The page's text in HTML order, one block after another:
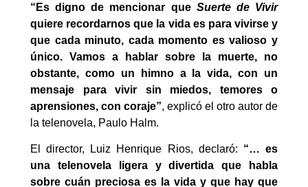
“Es digno de mencionar que Suerte de Vivir
quiere recordarnos que la vida es para vivirse y
que cada minuto, cada momento es valioso y
único. Vamos a hablar sobre la muerte, no
obstante, como un himno a la vida, con un
mensaje para vivir sin miedos, temores o
aprensiones, con coraje”, explicó el otro autor de
la telenovela, Paulo Halm.
El director, Luiz Henrique Rios, declaró: “… es
una telenovela ligera y divertida que habla
sobre cuán preciosa es la vida y que hay que